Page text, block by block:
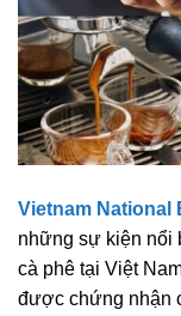
Vietnam National
những sự kiện nổi
cà phê tại Việt
được chứng nhận